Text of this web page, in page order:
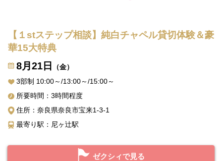
【１stステップ相談】純白チャペル貸切体験＆豪
華15大特典
8月21日
（金）
3部制 10:00～/13:00～/15:00～
所要時間：3時間程度
住所：奈良県奈良市宝来1-3-1
最寄り駅：尼ヶ辻駅
ゼクシィで見る